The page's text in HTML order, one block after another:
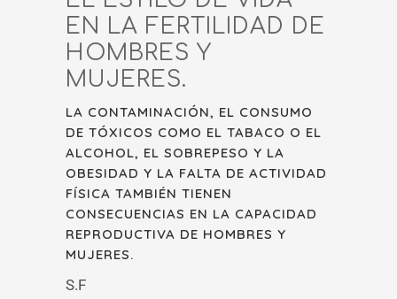
EN LA FERTILIDAD DE
HOMBRES Y
MUJERES.
LA CONTAMINACIÓN, EL CONSUMO
DE TÓXICOS COMO EL TABACO O EL
ALCOHOL, EL SOBREPESO Y LA
OBESIDAD Y LA FALTA DE ACTIVIDAD
FÍSICA TAMBIÉN TIENEN
CONSECUENCIAS EN LA CAPACIDAD
REPRODUCTIVA DE HOMBRES Y
MUJERES.
S.F